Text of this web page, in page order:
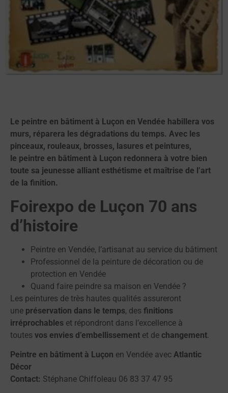
Le peintre en bâtiment à Luçon en Vendée habillera vos
murs, réparera les dégradations du temps. Avec les
pinceaux, rouleaux, brosses, lasures et peintures,
le peintre en bâtiment à Luçon redonnera à votre bien
toute sa jeunesse alliant esthétisme et maîtrise de l’art
de la finition.
Foirexpo de Luçon 70 ans
d’histoire
Peintre en Vendée, l’artisanat au service du bâtiment
Professionnel de la peinture de décoration ou de
protection en Vendée
Quand faire peindre sa maison en Vendée ?
Les peintures de très hautes qualités assureront
une préservation dans le temps, des finitions
irréprochables et répondront dans l’excellence à
toutes vos envies d’embellissement et de changement
Peintre en bâtiment à Luçon en Vendée avec Atlantic
Décor
Contact: Stéphane Chiffoleau 06 83 37 47 95